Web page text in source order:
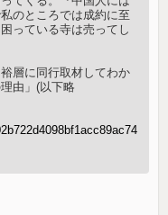
のところでは成約に至
っている寺は売ってし
層に同行取材してわか
由」(以下略